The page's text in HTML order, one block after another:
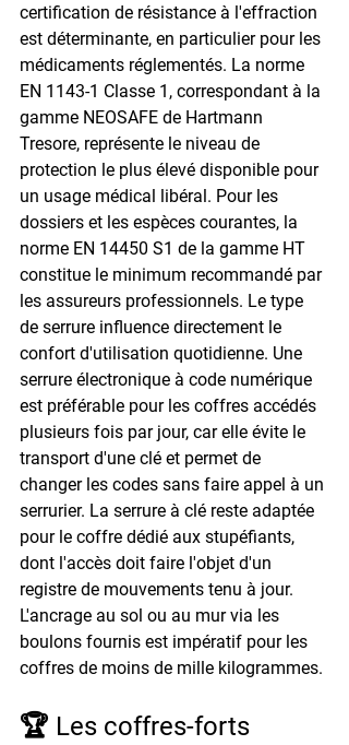
certification de résistance à l'effraction
est déterminante, en particulier pour les
médicaments réglementés. La norme
EN 1143-1 Classe 1, correspondant à la
gamme NEOSAFE de Hartmann
Tresore, représente le niveau de
protection le plus élevé disponible pour
un usage médical libéral. Pour les
dossiers et les espèces courantes, la
norme EN 14450 S1 de la gamme HT
constitue le minimum recommandé par
les assureurs professionnels. Le type
de serrure influence directement le
confort d'utilisation quotidienne. Une
serrure électronique à code numérique
est préférable pour les coffres accédés
plusieurs fois par jour, car elle évite le
transport d'une clé et permet de
changer les codes sans faire appel à un
serrurier. La serrure à clé reste adaptée
pour le coffre dédié aux stupéfiants,
dont l'accès doit faire l'objet d'un
registre de mouvements tenu à jour.
L'ancrage au sol ou au mur via les
boulons fournis est impératif pour les
coffres de moins de mille kilogrammes.
🏆 Les coffres-forts